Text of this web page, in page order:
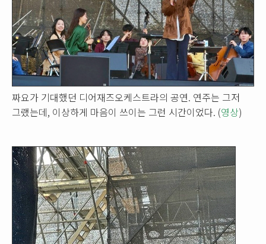
짜요가 기대했던 디어재즈오케스트라의 공연. 연주는 그저
그랬는데, 이상하게 마음이 쓰이는 그런 시간이었다. (영상)